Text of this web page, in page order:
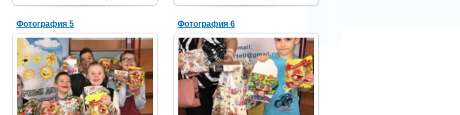
Фотография 5
29.12.2018
PGCh
Фотография 6
29.12.2018
PGCh